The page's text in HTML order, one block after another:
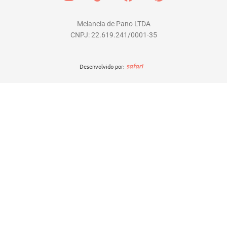
a
t
o
e
b
o
Melancia de Pano LTDA
CNPJ: 22.619.241/0001-35
Desenvolvido por: